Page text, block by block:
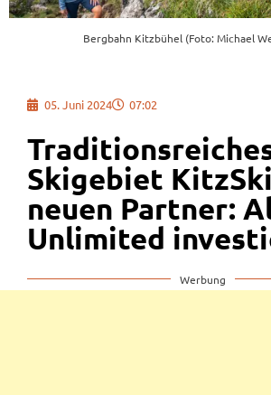
Bergbahn Kitzbühel (Foto: Michael
05. Juni 2024 07:02
Skigebiet
neuen Partner:
Unlimited
Werbung